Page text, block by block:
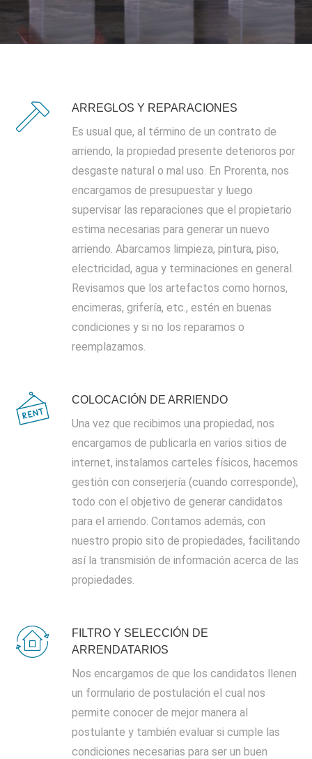
ARREGLOS Y REPARACIONES
Es usual que, al término de un contrato de
arriendo, la propiedad presente deterioros por
desgaste natural o mal uso. En Prorenta, nos
encargamos de presupuestar y luego
supervisar las reparaciones que el propietario
estima necesarias para generar un nuevo
arriendo. Abarcamos limpieza, pintura, piso,
electricidad, agua y terminaciones en general.
Revisamos que los artefactos como hornos,
encimeras, grifería, etc., estén en buenas
condiciones y si no los reparamos o
reemplazamos.
COLOCACIÓN DE ARRIENDO
Una vez que recibimos una propiedad, nos
encargamos de publicarla en varios sitios de
internet, instalamos carteles físicos, hacemos
gestión con conserjería (cuando corresponde),
todo con el objetivo de generar candidatos
para el arriendo. Contamos además, con
nuestro propio sito de propiedades, facilitando
así la transmisión de información acerca de las
propiedades.
FILTRO Y SELECCIÓN DE
ARRENDATARIOS
Nos encargamos de que los candidatos llenen
un formulario de postulación el cual nos
permite conocer de mejor manera al
postulante y también evaluar si cumple las
condiciones necesarias para ser un buen